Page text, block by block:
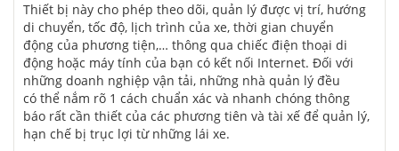
Thiết bị này cho phép theo dõi, quản lý được vị trí, hướng
di chuyển, tốc độ, lịch trình của xe, thời gian chuyển
động của phương tiện,… thông qua chiếc điện thoại di
động hoặc máy tính của bạn có kết nối Internet. Đối với
những doanh nghiệp vận tải, những nhà quản lý đều
có thể nắm rõ 1 cách chuẩn xác và nhanh chóng thông
báo rất cần thiết của các phương tiên và tài xế để quản lý,
hạn chế bị trục lợi từ những lái xe.